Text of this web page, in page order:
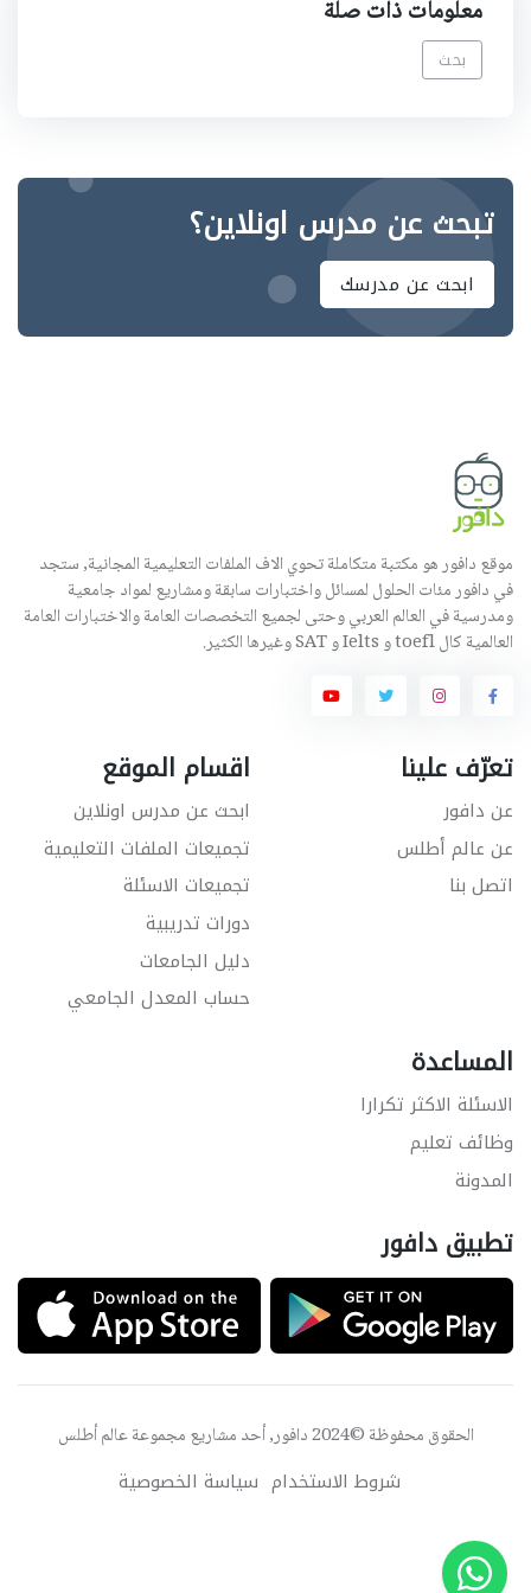
معلومات ذات صلة
بحث
تبحث عن مدرس اونلاين؟
ابحث عن مدرسك
موقع دافور هو مكتبة متكاملة تحوي الاف الملفات التعليمية المجانية, ستجد
في دافور مئات الحلول لمسائل واختبارات سابقة ومشاريع لمواد جامعية
ومدرسية في العالم العربي وحتى لجميع التخصصات العامة والاختبارات العامة
العالمية كال toefl و Ielts و SAT وغيرها الكثير.
تعرّف علينا
عن دافور
عن عالم أطلس
اتصل بنا
اقسام الموقع
ابحث عن مدرس اونلاين
تجميعات الملفات التعليمية
تجميعات الاسئلة
دورات تدريبية
دليل الجامعات
حساب المعدل الجامعي
المساعدة
الاسئلة الاكثر تكرارا
وظائف تعليم
المدونة
تطبيق دافور
الحقوق محفوظة ©2024 دافور, أحد مشاريع مجموعة عالم أطلس
شروط الاستخدام سياسة الخصوصية